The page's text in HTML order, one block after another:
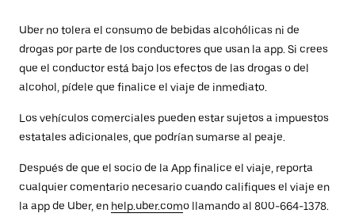
Uber no tolera el consumo de bebidas alcohólicas ni de
drogas por parte de los conductores que usan la app. Si crees
que el conductor está bajo los efectos de las drogas o del
alcohol, pídele que finalice el viaje de inmediato.
Los vehículos comerciales pueden estar sujetos a impuestos
estatales adicionales, que podrían sumarse al peaje.
Después de que el socio de la App finalice el viaje, reporta
cualquier comentario necesario cuando califiques el viaje en
la app de Uber, en help.uber.como llamando al 800-664-1378.